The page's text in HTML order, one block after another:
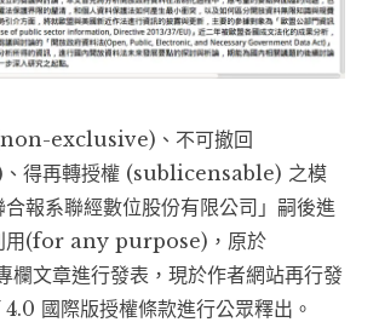
exclusive)、不可撤回
得再轉授權 (sublicensable) 之模
報系聯經數位股份有限公司」嗣後進
用(for any purpose)，原於
文章進行發表，現於作者網站再行發
4.0 國際版授權條款進行公眾釋出。